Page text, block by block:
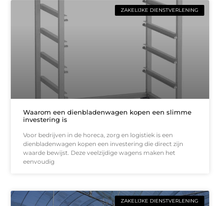
ZAKELIJKE DIENSTVERLENING
Waarom een dienbladenwagen kopen een slimme
investering is
Voor bedrijven in de horeca, zorg en logistiek is een
dienbladenwagen kopen een investering die direct zijn
waarde bewijst. Deze veelzijdige wagens maken het
eenvoudig
ZAKELIJKE DIENSTVERLENING